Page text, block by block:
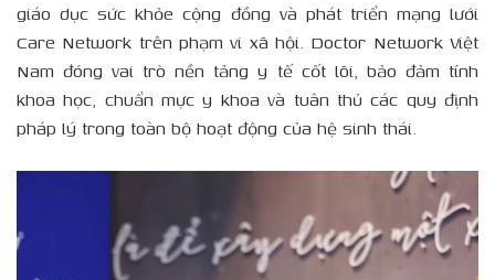
giáo dục sức khỏe cộng đồng và phát triển mạng lưới
Care Network trên phạm vi xã hội. Doctor Network Việt
Nam đóng vai trò nền tảng y tế cốt lõi, bảo đảm tính
khoa học, chuẩn mực y khoa và tuân thủ các quy định
pháp lý trong toàn bộ hoạt động của hệ sinh thái.